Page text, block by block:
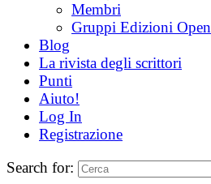
Membri
Gruppi Edizioni Open
Blog
La rivista degli scrittori
Punti
Aiuto!
Log In
Registrazione
Search for: